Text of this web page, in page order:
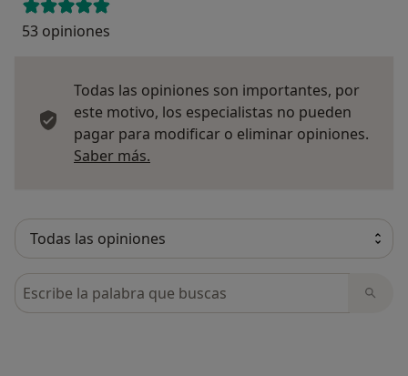
53 opiniones
Todas las opiniones son importantes, por
este motivo, los especialistas no pueden
pagar para modificar o eliminar opiniones.
Saber más.
Busca en opiniones